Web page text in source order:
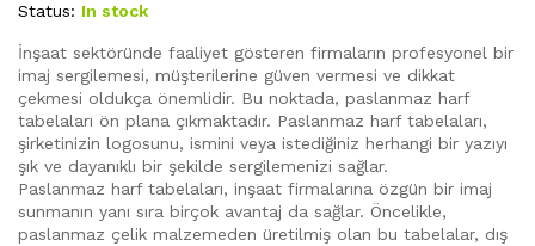
Status: In stock
İnşaat sektöründe faaliyet gösteren firmaların profesyonel bir
imaj sergilemesi, müşterilerine güven vermesi ve dikkat
çekmesi oldukça önemlidir. Bu noktada, paslanmaz harf
tabelaları ön plana çıkmaktadır. Paslanmaz harf tabelaları,
şirketinizin logosunu, ismini veya istediğiniz herhangi bir yazıyı
şık ve dayanıklı bir şekilde sergilemenizi sağlar.
Paslanmaz harf tabelaları, inşaat firmalarına özgün bir imaj
sunmanın yanı sıra birçok avantaj da sağlar. Öncelikle,
paslanmaz çelik malzemeden üretilmiş olan bu tabelalar, dış